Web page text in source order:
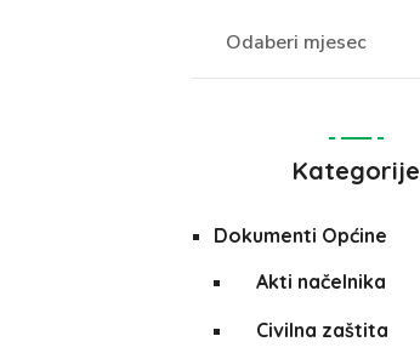
Kategorije
Dokumenti Općine
Akti načelnika
Civilna zaštita